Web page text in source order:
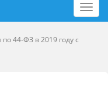
44-ФЗ в 2019 году с